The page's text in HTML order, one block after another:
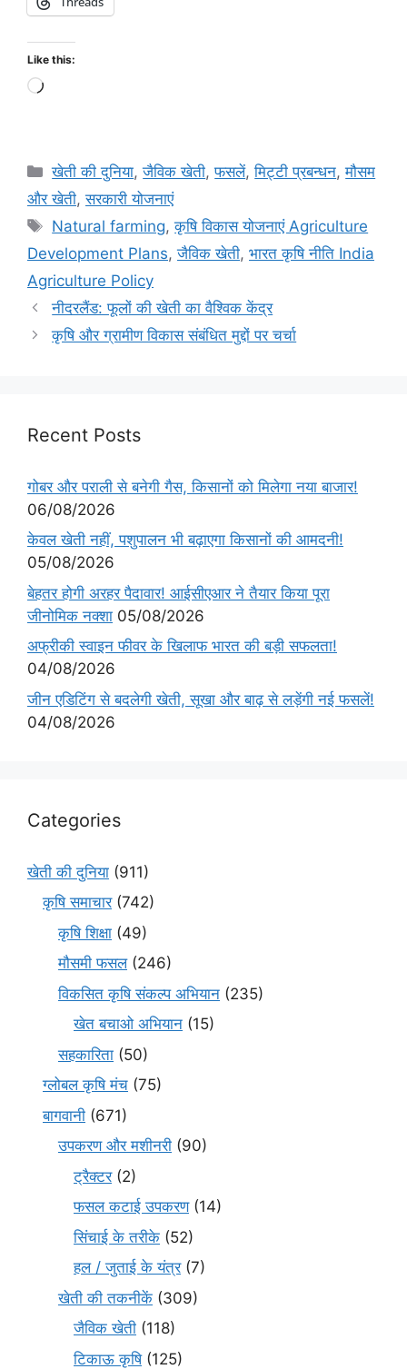
Like this:
खेती की दुनिया,जैविक खेती,फसलें,मि‌ट्टी प्रबन्धन,मौसम
और खेती,सरकारी योजनाएं
Natural farming,कृषि विकास योजनाएं Agriculture
Development Plans,जैविक खेती, भारत कृषि नीति India
Agriculture Policy
नीदरलैंड: फूलों की खेती का वैश्विक केंद्र
कृषि और ग्रामीण विकास संबंधित मुद्दों पर चर्चा
Recent Posts
गोबर और पराली से बनेगी गैस, किसानों को मिलेगा नया बाजार!
06/08/2026
केवल खेती नहीं, पशुपालन भी बढ़ाएगा किसानों की आमदनी!
05/08/2026
बेहतर होगी अरहर पैदावार! आईसीएआर ने तैयार किया पूरा
जीनोमिक नक्शा 05/08/2026
अफ्रीकी स्वाइन फीवर के खिलाफ भारत की बड़ी सफलता!
04/08/2026
जीन एडिटिंग से बदलेगी खेती, सूखा और बाढ़ से लड़ेंगी नई फसलें!
04/08/2026
Categories
खेती की दुनिया (911)
कृषि समाचार(742)
कृषि शिक्षा (49)
मौसमी फसल(246)
विकसित कृषि संकल्प अभियान (235)
खेत बचाओ अभियान (15)
सहकारिता (50)
ग्लोबल कृषि मंच (75)
बागवानी (671)
उपकरण और मशीनरी (90)
ट्रैक्टर(2)
फसल कटाई उपकरण(14)
सिंचाई के तरीके (52)
हल / जुताई के यंत्र(7)
खेती की तकनीकें (309)
जैविक खेती (118)
टिकाऊ कृषि(125)